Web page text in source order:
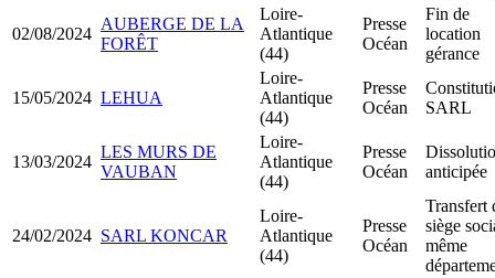
02/08/2024
AUBERGE DE LA
FORÊT
Loire-
Atlantique
(44)
Presse
Océan
Fin de
location
gérance
15/05/2024 LEHUA
Loire-
Atlantique
(44)
Presse
Océan
SARL
13/03/2024
LES MURS DE
VAUBAN
Loire-
Atlantique
(44)
Presse
Océan
anticipée
24/02/2024 SARL KONCAR
Loire-
Atlantique
(44)
Presse
Océan
Transfert
siège
même